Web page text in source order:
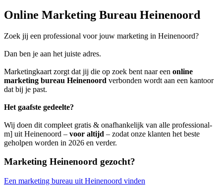
Online Marketing Bureau Heinenoord
Zoek jij een professional voor jouw marketing in Heinenoord?
Dan ben je aan het juiste adres.
Marketingkaart zorgt dat jij die op zoek bent naar een online
marketing bureau Heinenoord verbonden wordt aan een kantoor
dat bij je past.
Het gaafste gedeelte?
Wij doen dit compleet gratis & onafhankelijk van alle professional-
m] uit Heinenoord – voor altijd – zodat onze klanten het beste
geholpen worden in 2026 en verder.
Marketing Heinenoord gezocht?
Een marketing bureau uit Heinenoord vinden